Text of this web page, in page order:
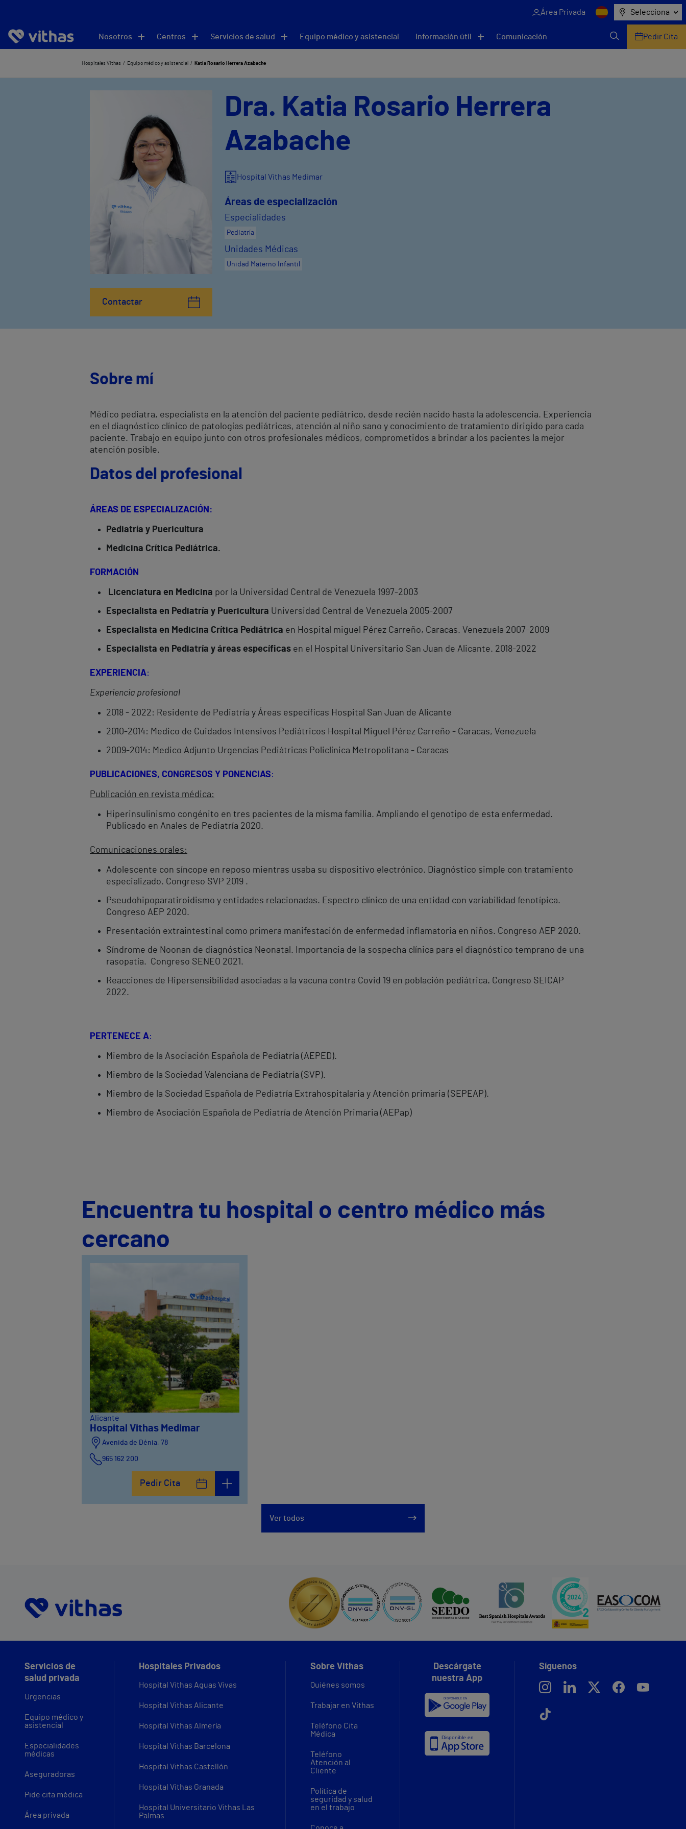
Área Privada Selecciona
Nosotros Centros Servicios de salud Equipo médico y asistencial Información útil Comunicación Pedir Cita
Hospitales Vithas Equipo médico y asistencial Katia Rosario Herrera Azabache
Contactar
Dra. Katia Rosario Herrera
Azabache
Hospital Vithas Medimar
Áreas de especialización
Especialidades
Pediatría
Unidades Médicas
Unidad Materno Infantil
Sobre mí
Médico pediatra, especialista en la atención del paciente pediátrico, desde recién nacido hasta la adolescencia. Experiencia
en el diagnóstico clínico de patologías pediátricas, atención al niño sano y conocimiento de tratamiento dirigido para cada
paciente. Trabajo en equipo junto con otros profesionales médicos, comprometidos a brindar a los pacientes la mejor
atención posible.
Datos del profesional
ÁREAS DE ESPECIALIZACIÓN:
Pediatría y Puericultura
Medicina Crítica Pediátrica.
FORMACIÓN
Licenciatura en Medicina por la Universidad Central de Venezuela 1997-2003
Especialista en Pediatría y Puericultura Universidad Central de Venezuela 2005-2007
Especialista en Medicina Crítica Pediátrica en Hospital miguel Pérez Carreño, Caracas. Venezuela 2007-2009
Especialista en Pediatría y áreas específicas en el Hospital Universitario San Juan de Alicante. 2018-2022
EXPERIENCIA:
Experiencia profesional
2018 - 2022: Residente de Pediatría y Áreas específicas Hospital San Juan de Alicante
2010-2014: Medico de Cuidados Intensivos Pediátricos Hospital Miguel Pérez Carreño - Caracas, Venezuela
2009-2014: Medico Adjunto Urgencias Pediátricas Policlínica Metropolitana - Caracas
PUBLICACIONES, CONGRESOS Y PONENCIAS:
Publicación en revista médica:
Hiperinsulinismo congénito en tres pacientes de la misma familia. Ampliando el genotipo de esta enfermedad.
Publicado en Anales de Pediatría 2020.
Comunicaciones orales:
Adolescente con síncope en reposo mientras usaba su dispositivo electrónico. Diagnóstico simple con tratamiento
especializado. Congreso SVP 2019 .
Pseudohipoparatiroidismo y entidades relacionadas. Espectro clínico de una entidad con variabilidad fenotípica.
Congreso AEP 2020.
Presentación extraintestinal como primera manifestación de enfermedad inflamatoria en niños. Congreso AEP 2020.
Síndrome de Noonan de diagnóstica Neonatal. Importancia de la sospecha clínica para el diagnóstico temprano de una
rasopatía. Congreso SENEO 2021.
Reacciones de Hipersensibilidad asociadas a la vacuna contra Covid 19 en población pediátrica. Congreso SEICAP
2022.
PERTENECE A:
Miembro de la Asociación Española de Pediatría (AEPED).
Miembro de la Sociedad Valenciana de Pediatría (SVP).
Miembro de la Sociedad Española de Pediatría Extrahospitalaria y Atención primaria (SEPEAP).
Miembro de Asociación Española de Pediatría de Atención Primaria (AEPap)
Encuentra tu hospital o centro médico más
cercano
Alicante
Hospital Vithas Medimar
Avenida de Dénia, 78
965 162 200
Pedir Cita
Ver todos
Servicios de
salud privada
Urgencias
Equipo médico y
asistencial
Especialidades
médicas
Aseguradoras
Pide cita médica
Área privada
Hospitales Privados
Hospital Vithas Aguas Vivas
Hospital Vithas Alicante
Hospital Vithas Almería
Hospital Vithas Barcelona
Hospital Vithas Castellón
Hospital Vithas Granada
Hospital Universitario Vithas Las
Palmas
Sobre Vithas
Quiénes somos
Trabajar en Vithas
Teléfono Cita
Médica
Teléfono
Atención al
Cliente
Política de
seguridad y salud
en el trabajo
Descárgate
nuestra App
Síguenos